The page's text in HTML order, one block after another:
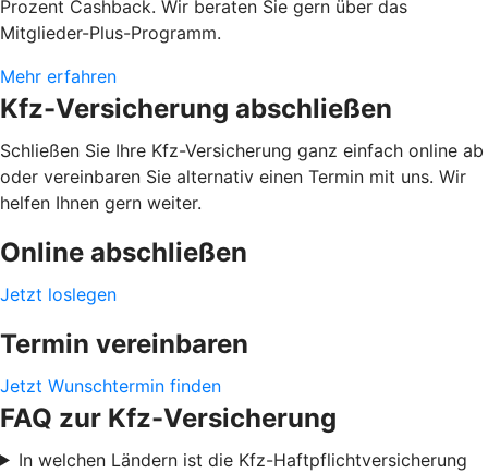
Prozent Cashback. Wir beraten Sie gern über das
Mitglieder-Plus-Programm.
Mehr erfahren
Kfz-Versicherung abschließen
Schließen Sie Ihre Kfz-Versicherung ganz einfach online ab
oder vereinbaren Sie alternativ einen Termin mit uns. Wir
helfen Ihnen gern weiter.
Online abschließen
Jetzt loslegen
Termin vereinbaren
Jetzt Wunschtermin finden
FAQ zur Kfz-Versicherung
In welchen Ländern ist die Kfz-Haftpflichtversicherung